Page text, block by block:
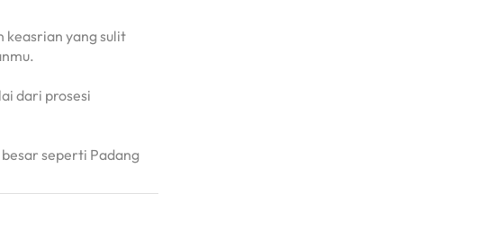
keasrian yang sulit
dari prosesi
seperti Padang